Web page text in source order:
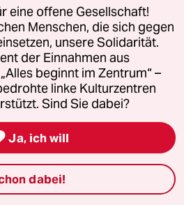
eine offene Gesellschaft!
Menschen, die sich gegen
unsere Solidarität.
der Einnahmen aus
beginnt im Zentrum“ –
linke Kulturzentren
Sind Sie dabei?
Ja, ich will
dabei!